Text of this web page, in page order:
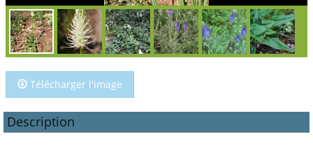
Télécharger l'image
Description